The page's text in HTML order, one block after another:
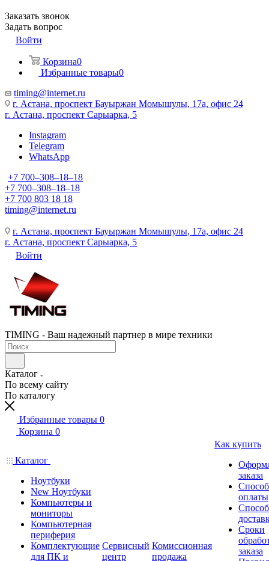
Заказать звонок
Задать вопрос
Войти
Корзина0
Избранные товары0
timing@internet.ru
г. Астана, проспект Бауыржан Момышулы, 17а, офис 24
г. Астана, проспект Сарыарка, 5
Instagram
Telegram
WhatsApp
+7 700‒308‒18‒18
+7 700‒308‒18‒18
+7 700 803 18 18
timing@internet.ru
г. Астана, проспект Бауыржан Момышулы, 17а, офис 24
г. Астана, проспект Сарыарка, 5
Войти
TIMING - Ваш надежный партнер в мире техники
Каталог
По всему сайту
По каталогу
Избранные товары 0
Корзина 0
Каталог
Ноутбуки
New Ноутбуки
Компьютеры и
мониторы
Компьютерная
периферия
Комплектующие
для ПК и
Сервисный
центр
Комиссионная
продажа
Как купить
заказа
оплаты
Сроки
заказа